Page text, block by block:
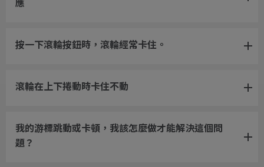
應
按一下滾輪按鈕時，滾輪經常卡住。
滾輪在上下捲動時卡住不動
我的游標跳動或卡頓，我該怎麼做才能解決這個問
題？